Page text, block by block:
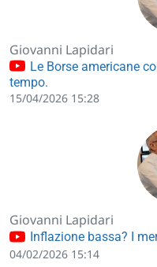
Giovanni Lapidari
Le Borse americane
tempo.
15/04/2026 15:28
Giovanni Lapidari
Inflazione bassa? I
04/02/2026 15:14